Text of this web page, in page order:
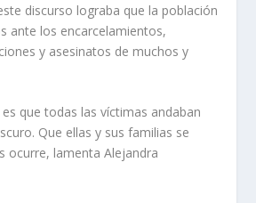
discurso lograba que la población
ante los encarcelamientos,
y asesinatos de muchos y
que todas las víctimas andaban
Que ellas y sus familias se
ocurre, lamenta Alejandra